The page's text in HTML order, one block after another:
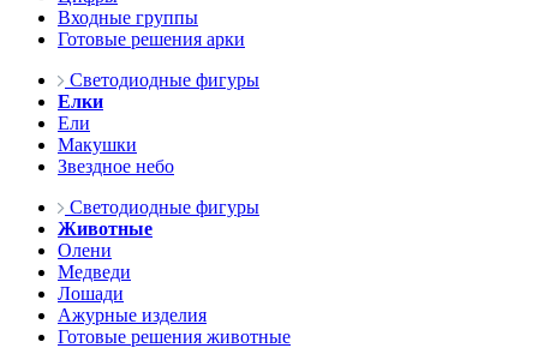
Входные группы
Готовые решения арки
Светодиодные фигуры
Елки
Ели
Макушки
Звездное небо
Светодиодные фигуры
Животные
Олени
Медведи
Лошади
Ажурные изделия
Готовые решения животные